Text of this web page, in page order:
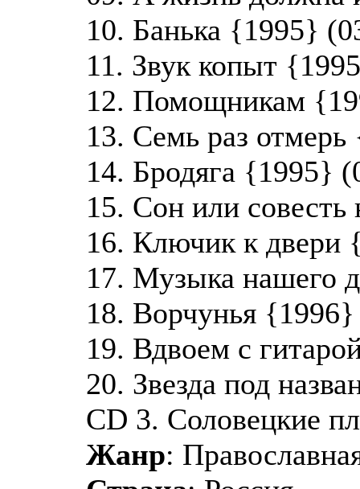
10. Банька {1995}
11. Звук копыт
12. Помощникам
13. Семь раз
14. Бродяга {1995}
15. Сон или
16. Ключик к двери
17. Музыка нашего
18. Ворчунья
19. Вдвоем с
20. Звезда под
CD 3. Соловецкие
Жанр: